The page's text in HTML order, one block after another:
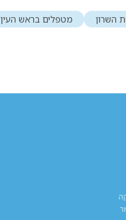
השרון מטפלים בראש העין